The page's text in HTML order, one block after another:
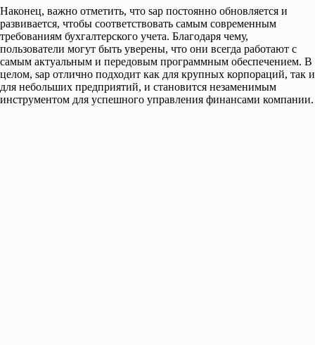
Наконец, важно отметить, что sap постоянно обновляется и
развивается, чтобы соответствовать самым современным
требованиям бухгалтерского учета. Благодаря чему,
пользователи могут быть уверены, что они всегда работают с
самым актуальным и передовым программным обеспечением. В
целом, sap отлично подходит как для крупных корпораций, так и
для небольших предприятий, и становится незаменимым
инструментом для успешного управления финансами компании.